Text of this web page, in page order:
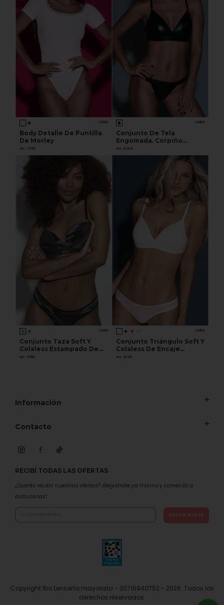
LARA
Body Detalle De Puntilla
De Morley
Art. 7450
LARA
Conjunto De Tela
Engomada. Corpiño
Triángulo Soft Sin Push
Up. Hilo Dental.
Art. 4188
LARA
Conjunto Taza Soft Y
Colaless Estampado De
Algodón Y Lycra
Art. 5366
LARA
Conjunto Triángulo Soft Y
Colaless De Encaje
Labrado
Art. 4195
Información
Contacto
RECIBÍ TODAS LAS OFERTAS
¿Querés recibir nuestras ofertas? ¡Registrate ya mismo y comenzá a
disfrutarlas!
Copyright Rio Lencería mayorista - 30716940752 - 2026. Todos los
derechos reservados.